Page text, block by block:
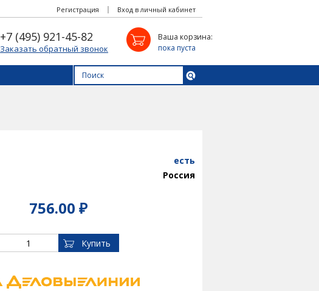
Вход в личный кабинет
Регистрация
Ваша корзина:
пока пуста
+7 (495) 921-45-82
Заказать обратный звонок
есть
Россия
756.00 ₽